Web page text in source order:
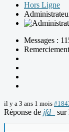
Hors Ligne
Messages :
il y a 3 ans 1 mois
Réponse de jfd_ sur